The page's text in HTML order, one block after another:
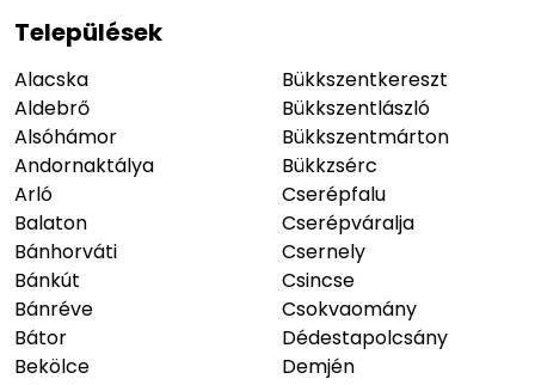
Települések
Alacska
Aldebrő
Alsóhámor
Andornaktálya
Arló
Balaton
Bánhorváti
Bánkút
Bánréve
Bátor
Bekölce
Bükkszentkereszt
Bükkszentlászló
Bükkszentmárton
Bükkzsérc
Cserépfalu
Cserépváralja
Csernely
Csincse
Csokvaomány
Dédestapolcsány
Demjén